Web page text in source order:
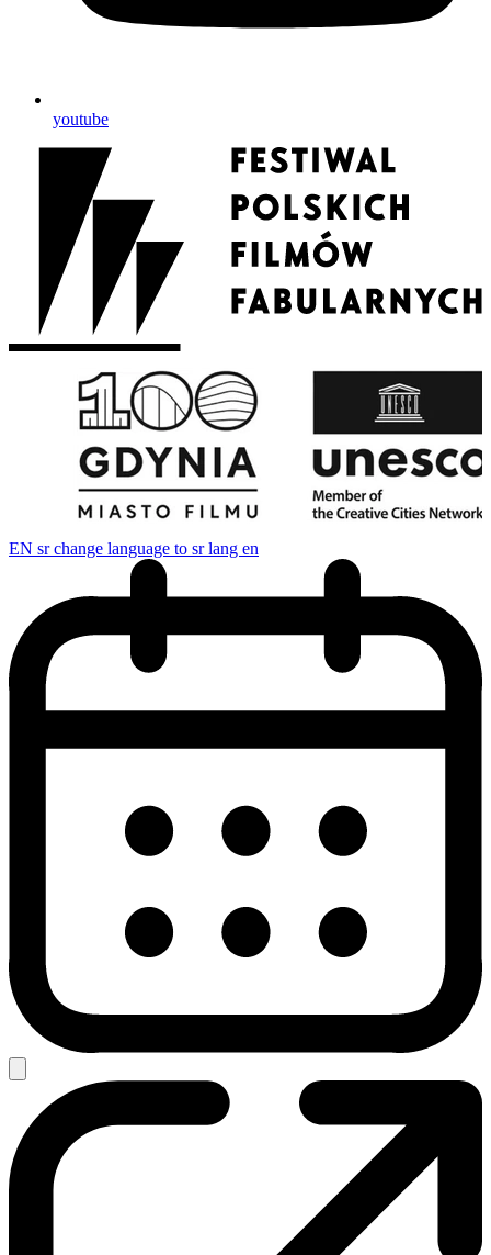
youtube
EN sr change language to sr lang en